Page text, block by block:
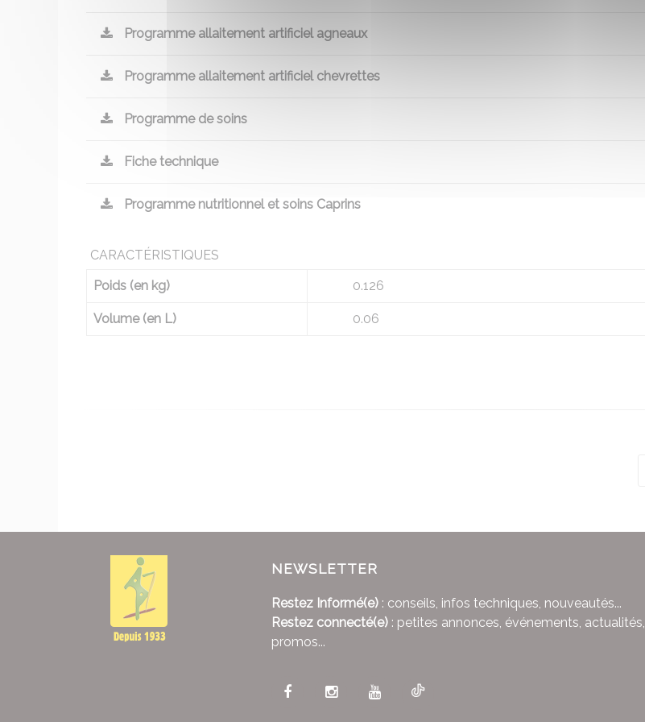
Programme allaitement artificiel agneaux
Programme allaitement artificiel chevrettes
Programme de soins
Fiche technique
Programme nutritionnel et soins Caprins
CARACTÉRISTIQUES
Poids (en kg)
0.126
Volume (en L) 0.06
NEWSLETTER
Restez Informé(e) : conseils, infos techniques, nouveautés...
Restez connecté(e) : petites annonces, événements, actualités,
promos...